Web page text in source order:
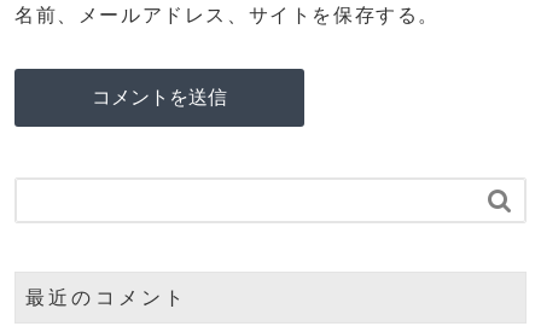
名前、メールアドレス、サイトを保存する。

最近のコメント